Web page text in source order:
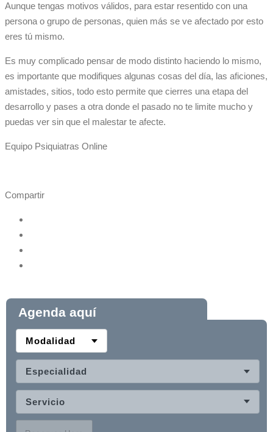
Aunque tengas motivos válidos, para estar resentido con una
persona o grupo de personas, quien más se ve afectado por esto
eres tú mismo.
Es muy complicado pensar de modo distinto haciendo lo mismo,
es importante que modifiques algunas cosas del día, las aficiones,
amistades, sitios, todo esto permite que cierres una etapa del
desarrollo y pases a otra donde el pasado no te limite mucho y
puedas ver sin que el malestar te afecte.
Equipo Psiquiatras Online
Compartir
Agenda aquí
Modalidad
Especialidad
Servicio